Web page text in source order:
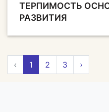
ТЕРПИМОСТЬ
РАЗВИТИЯ
‹ 1 2 3 ›